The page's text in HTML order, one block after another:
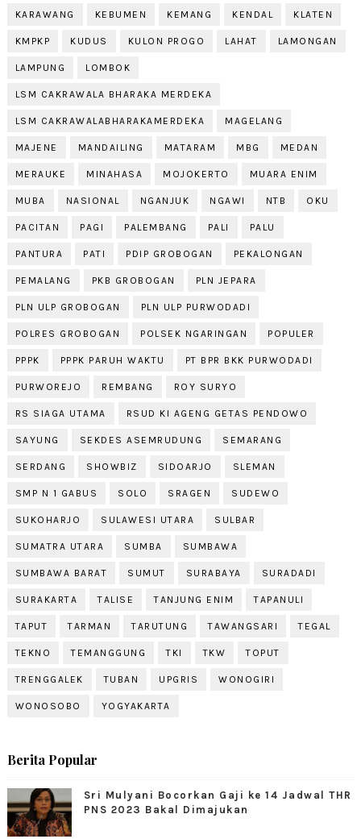
KARAWANG KEBUMEN KEMANG KENDAL KLATEN
KMPKP KUDUS KULON PROGO LAHAT LAMONGAN
LAMPUNG LOMBOK
LSM CAKRAWALA BHARAKA MERDEKA
LSM CAKRAWALABHARAKAMERDEKA MAGELANG
MAJENE MANDAILING MATARAM MBG MEDAN
MERAUKE MINAHASA MOJOKERTO MUARA ENIM
MUBA NASIONAL NGANJUK NGAWI NTB OKU
PACITAN PAGI PALEMBANG PALI PALU
PANTURA PATI PDIP GROBOGAN PEKALONGAN
PEMALANG PKB GROBOGAN PLN JEPARA
PLN ULP GROBOGAN PLN ULP PURWODADI
POLRES GROBOGAN POLSEK NGARINGAN POPULER
PPPK PPPK PARUH WAKTU PT BPR BKK PURWODADI
PURWOREJO REMBANG ROY SURYO
RS SIAGA UTAMA RSUD KI AGENG GETAS PENDOWO
SAYUNG SEKDES ASEMRUDUNG SEMARANG
SERDANG SHOWBIZ SIDOARJO SLEMAN
SMP N 1 GABUS SOLO SRAGEN SUDEWO
SUKOHARJO SULAWESI UTARA SULBAR
SUMATRA UTARA SUMBA SUMBAWA
SUMBAWA BARAT SUMUT SURABAYA SURADADI
SURAKARTA TALISE TANJUNG ENIM TAPANULI
TAPUT TARMAN TARUTUNG TAWANGSARI TEGAL
TEKNO TEMANGGUNG TKI TKW TOPUT
TRENGGALEK TUBAN UPGRIS WONOGIRI
WONOSOBO YOGYAKARTA
Berita Popular
Sri Mulyani Bocorkan Gaji ke 14 Jadwal THR
PNS 2023 Bakal Dimajukan